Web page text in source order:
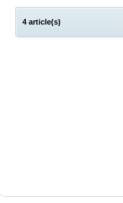
4 article(s)